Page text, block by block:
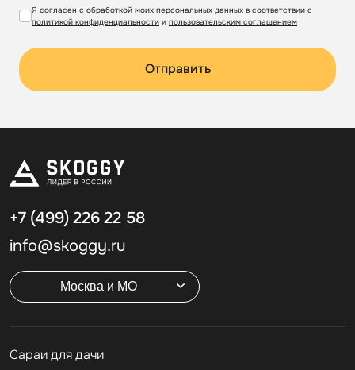
Я согласен с обработкой моих персональных данных в соответствии с
политикой конфиденциальности и пользовательским соглашением
Отправить
+7 (499) 226 22 58
info@skoggy.ru
Москва и МО
Cараи для дачи